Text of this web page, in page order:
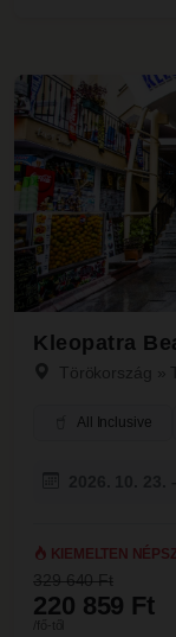
Kleopatra
Törökország »
All Inclusive
KIEMELTEN
329 640 Ft
220 859 Ft
/fő-től